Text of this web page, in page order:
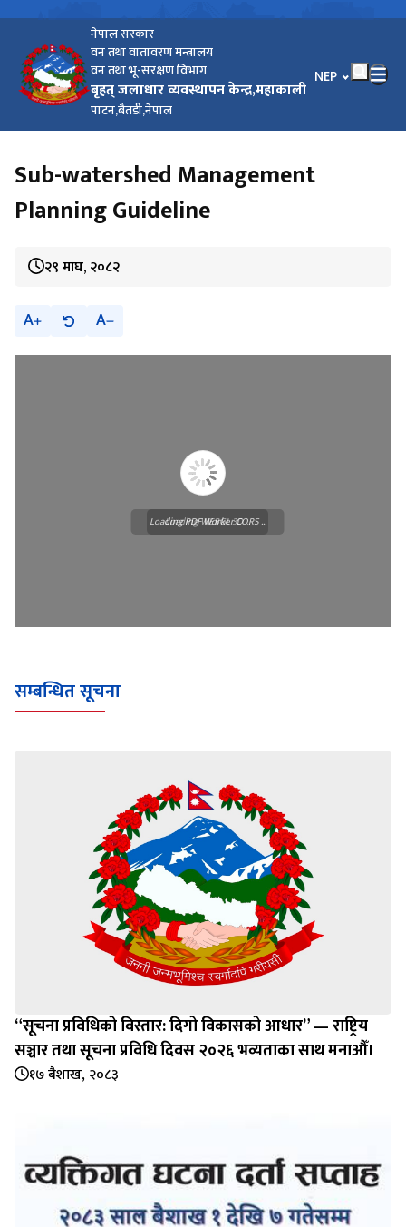
नेपाल सरकार
वन तथा वातावरण मन्त्रालय
वन तथा भू-संरक्षण विभाग
बृहत् जलाधार व्यवस्थापन केन्द्र,महाकाली
पाटन,बैतडी,नेपाल
भाषा चयन गर्नुहोस्
NEP
Sub-watershed Management
Planning Guideline
२९ माघ, २०८२
A A
Loading WEBGL 3D ...
Loading PDF Worker CORS ...
सम्बन्धित सूचना
“सूचना प्रविधिको विस्तार: दिगो विकासको आधार” — राष्ट्रिय
सञ्चार तथा सूचना प्रविधि दिवस २०२६ भव्यताका साथ मनाऔँ।
१७ बैशाख, २०८३